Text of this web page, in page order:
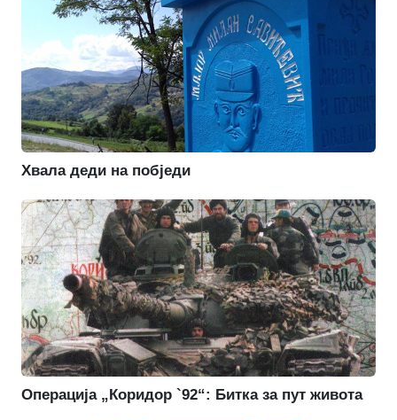
Хвала деди на побједи
Операција „Коридор `92“: Битка за пут живота